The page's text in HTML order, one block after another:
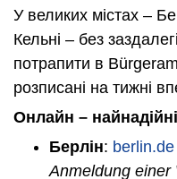
У великих містах –
Кельні – без
потрапити в
розписані на тижні
Онлайн –
Берлін: berlin.de
Anmeldung einer